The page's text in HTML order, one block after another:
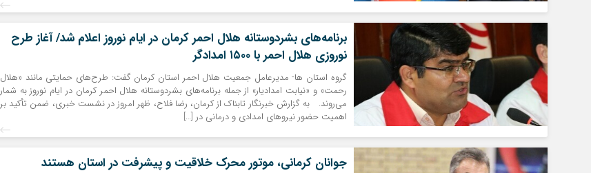
برنامه‌های بشردوستانه هلال احمر کرمان در ایام نوروز اعلام شد/ آغاز طرح
نوروزی هلال احمر با ۱۵۰۰ امدادگر
گروه استان ها- مدیرعامل جمعیت هلال احمر استان کرمان گفت: طرح‌های حمایتی مانند «هلال
رحمت» و «نیابت امدادیار» از جمله برنامه‌های بشردوستانه هلال احمر کرمان در ایام نوروز به شمار
می‌روند. به گزارش خبرنگار تابناک از کرمان، رضا فلاح، ظهر امروز در نشست خبری، ضمن تأکید بر
اهمیت حضور نیروهای امدادی و درمانی در […]
جوانان کرمانی، موتور محرک خلاقیت و پیشرفت در استان هستند